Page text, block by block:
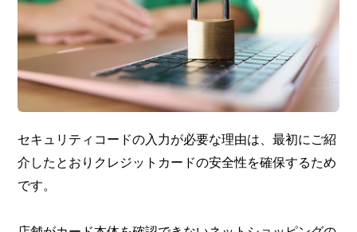
セキュリティコードの入力が必要な理由は、最初にご紹
介したとおりクレジットカードの安全性を確保するため
です。